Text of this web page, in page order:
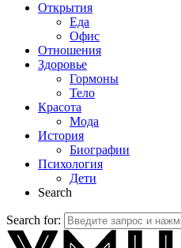
Открытия
Еда
Офис
Отношения
Здоровье
Гормоны
Тело
Красота
Мода
История
Биографии
Психология
Дети
Search
Search for: